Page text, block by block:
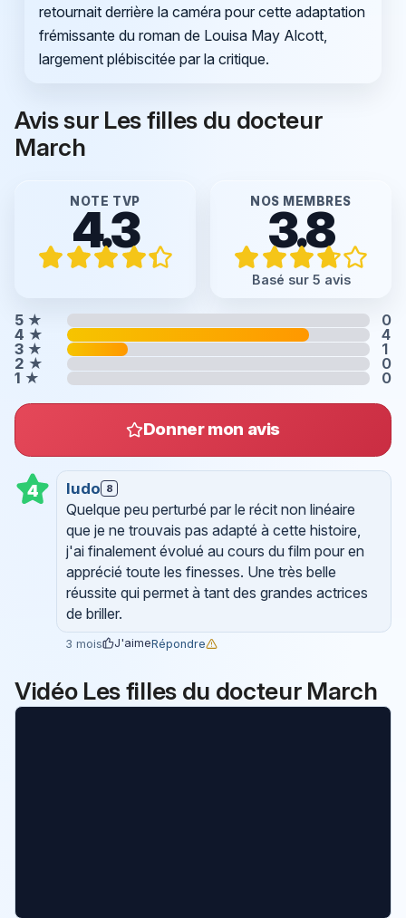
retournait derrière la caméra pour cette adaptation
frémissante du roman de Louisa May Alcott,
largement plébiscitée par la critique.
Avis sur Les filles du docteur
March
NOTE TVP
4.3 NOS MEMBRES
3.8
Basé sur 5 avis
5 ★
0
4 ★
4
3 ★
1
2 ★
0
1 ★ 0
Donner mon avis
4 ludo 8
Quelque peu perturbé par le récit non linéaire
que je ne trouvais pas adapté à cette histoire,
j'ai finalement évolué au cours du film pour en
apprécié toute les finesses. Une très belle
réussite qui permet à tant des grandes actrices
de briller.
3 mois J'aimeRépondre
Vidéo Les filles du docteur March